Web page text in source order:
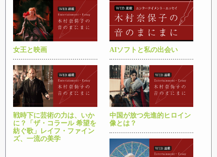
女王と映画 AIソフトと私の出会い
戦時下に芸術の力は、いか
に？「ザ・コラール 希望を
紡ぐ歌」レイフ・ファイン
ズ、一流の美学
中国が放つ先進的ヒロイン
像とは？